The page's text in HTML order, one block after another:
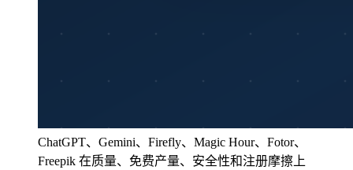
ChatGPT、Gemini、Firefly、Magic Hour、Fotor、
Freepik 在质量、免费产量、安全性和注册摩擦上